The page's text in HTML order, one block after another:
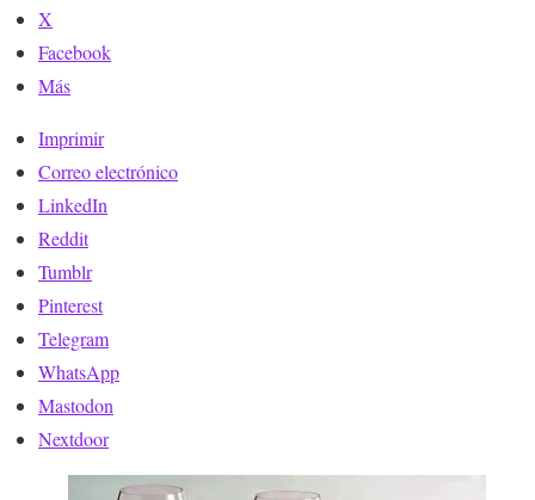
X
Facebook
Más
Imprimir
Correo electrónico
LinkedIn
Reddit
Tumblr
Pinterest
Telegram
WhatsApp
Mastodon
Nextdoor